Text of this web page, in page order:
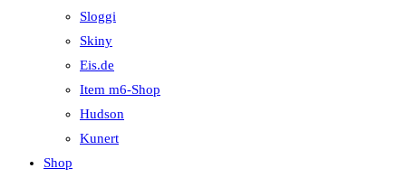
Sloggi
Skiny
Eis.de
Item m6-Shop
Hudson
Kunert
Shop